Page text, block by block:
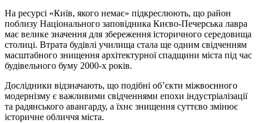
На ресурсі «Київ, якого немає» підкреслюють, що район
поблизу Національного заповідника Києво-Печерська лавра
має велике значення для збереження історичного середовища
столиці. Втрата будівлі училища стала ще одним свідченням
масштабного знищення архітектурної спадщини міста під час
будівельного буму 2000-х років.
Дослідники відзначають, що подібні об’єкти міжвоєнного
модернізму є важливими свідченнями епохи індустріалізації
та радянського авангарду, а їхнє знищення суттєво змінює
історичне обличчя міста.